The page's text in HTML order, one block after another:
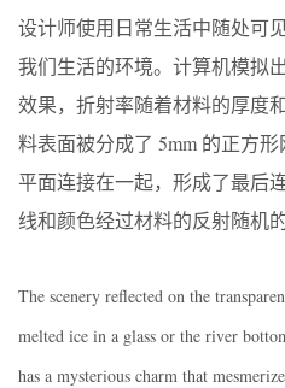
设计师使用日常生活中随处可
我们生活的环境。计算机模拟
效果，折射率随着材料的厚度
料表面被分成了 5mm 的正方
平面连接在一起，形成了最后
线和颜色经过材料的反射随机
The scenery reflected on the
melted ice in a glass or the river
has a mysterious charm that